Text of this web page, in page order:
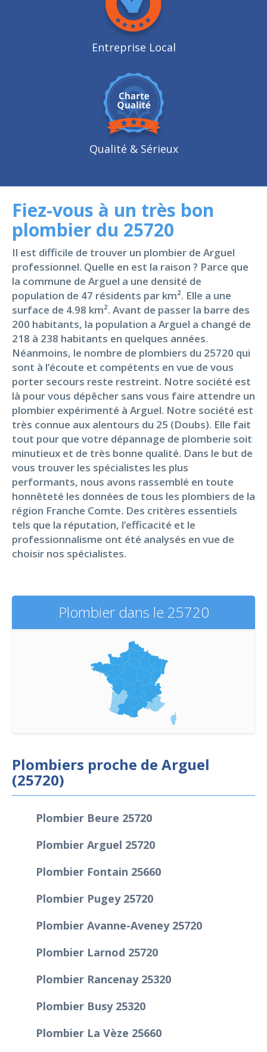
Entreprise Local
Qualité & Sérieux
Fiez-vous à un très bon
plombier du 25720
Il est difficile de trouver un plombier de Arguel
professionnel. Quelle en est la raison ? Parce que
la commune de Arguel a une densité de
population de 47 résidents par km². Elle a une
surface de 4.98 km². Avant de passer la barre des
200 habitants, la population a Arguel a changé de
218 à 238 habitants en quelques années.
Néanmoins, le nombre de plombiers du 25720 qui
sont à l’écoute et compétents en vue de vous
porter secours reste restreint. Notre société est
là pour vous dépêcher sans vous faire attendre un
plombier expérimenté à Arguel. Notre société est
très connue aux alentours du 25 (Doubs). Elle fait
tout pour que votre dépannage de plomberie soit
minutieux et de très bonne qualité. Dans le but de
vous trouver les spécialistes les plus
performants, nous avons rassemblé en toute
honnêteté les données de tous les plombiers de la
région Franche Comte. Des critères essentiels
tels que la réputation, l’efficacité et le
professionnalisme ont été analysés en vue de
choisir nos spécialistes.
Plombier dans le 25720
Plombiers proche de Arguel
(25720)
Plombier Beure 25720
Plombier Arguel 25720
Plombier Fontain 25660
Plombier Pugey 25720
Plombier Avanne-Aveney 25720
Plombier Larnod 25720
Plombier Rancenay 25320
Plombier Busy 25320
Plombier La Vèze 25660